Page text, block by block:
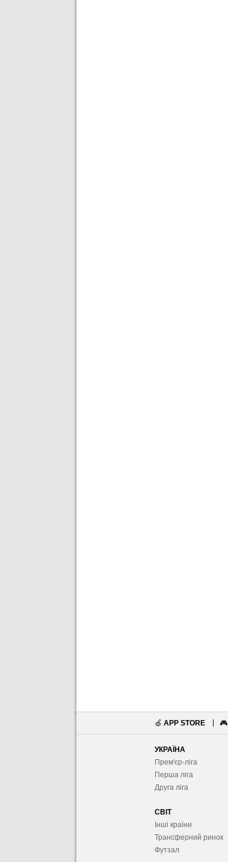
🍏 APP STORE 🎮
УКРАЇНА
Прем'єр-ліга
Перша ліга
Друга ліга
СВІТ
Інші країни
Трансферний ринок
Футзал